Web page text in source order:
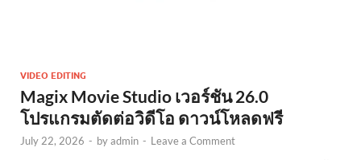
VIDEO EDITING
Magix Movie Studio เวอร์ชัน 26.0
โปรแกรมตัดต่อวิดีโอ ดาวน์โหลดฟรี
July 22, 2026 - byadmin - Leave a Comment